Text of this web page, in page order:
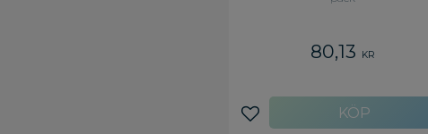
80,13 KR
Lägg till i favoriter